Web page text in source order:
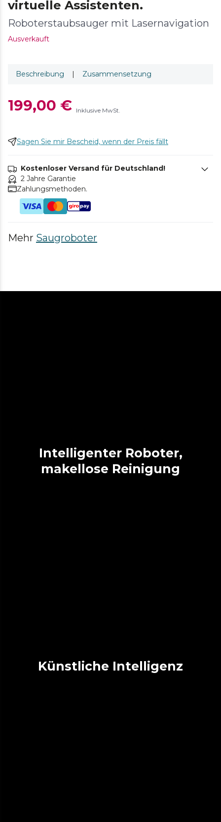
virtuelle Assistenten.
Roboterstaubsauger mit Lasernavigation
Ausverkauft
Beschreibung | Zusammensetzung
199,00 € Inklusive MwSt.
Sagen Sie mir Bescheid, wenn der Preis fällt
Kostenloser Versand für Deutschland!
2 Jahre Garantie
Zahlungsmethoden.
Mehr Saugroboter
Intelligenter Roboter,
makellose Reinigung
Künstliche Intelligenz